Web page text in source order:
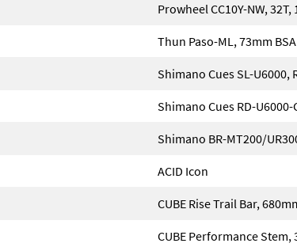
Prowheel CC10Y-NW, 32T,
Thun Paso-ML, 73mm BSA
Shimano Cues SL-U6000,
Shimano Cues RD-U6000-
Shimano BR-MT200/
ACID Icon
CUBE Rise Trail Bar,
CUBE Performance Stem,